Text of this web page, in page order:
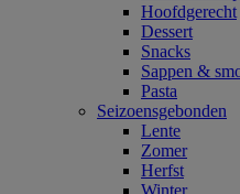
Hoofdgerecht
Dessert
Snacks
Sappen &
Pasta
Seizoensgebonden
Lente
Zomer
Herfst
Winter